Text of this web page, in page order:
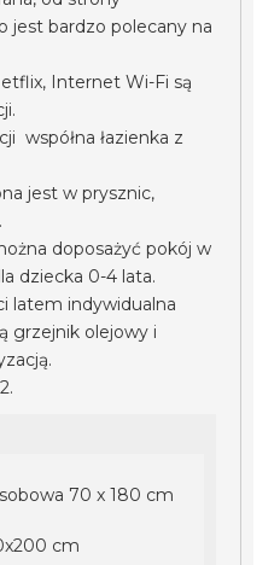
jest bardzo polecany na
Internet Wi-Fi są
współna łazienka z
jest w prysznic,
doposażyć pokój w
dziecka 0-4 lata.
latem indywidualna
grzejnik olejowy i
70 x 180 cm
cm